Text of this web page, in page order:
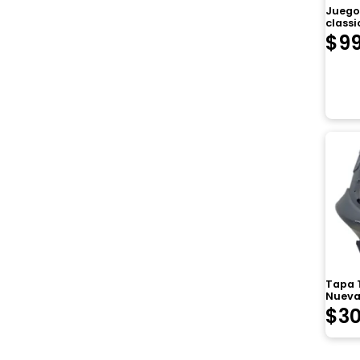
$
Tapa
$